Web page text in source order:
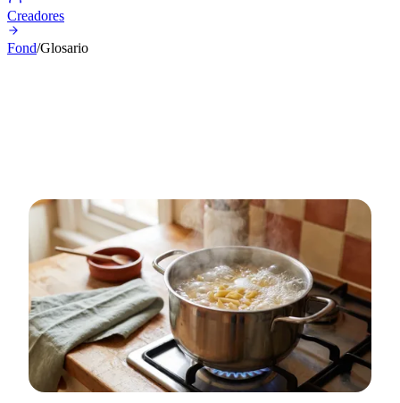
Creadores
Fond/Glosario